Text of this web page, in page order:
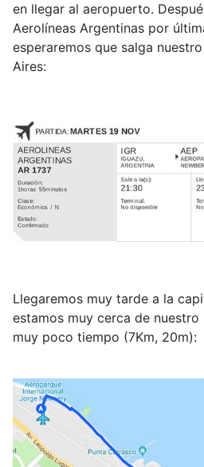
en llegar al aeropuerto.
Aerolíneas Argentinas por
esperaremos que salga
Aires:
Llegaremos muy tarde a la
estamos muy cerca de
muy poco tiempo (7Km, 20m):